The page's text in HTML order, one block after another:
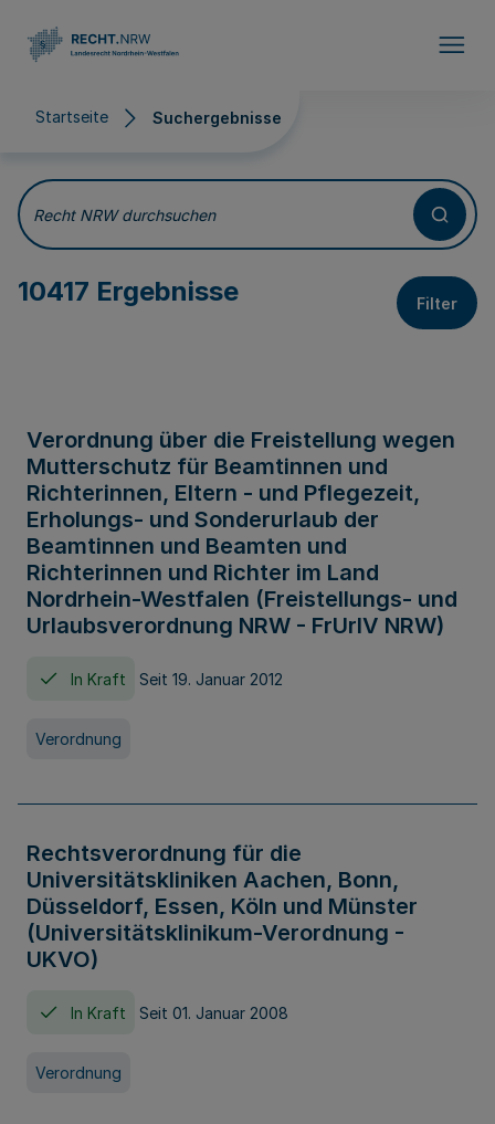
Startseite Suchergebnisse
Suchergebnisse
Recht NRW durchsuchen
10417 Ergebnisse Filter
Verordnung über die Freistellung wegen
Mutterschutz für Beamtinnen und
Richterinnen, Eltern - und Pflegezeit,
Erholungs- und Sonderurlaub der
Beamtinnen und Beamten und
Richterinnen und Richter im Land
Nordrhein-Westfalen (Freistellungs- und
Urlaubsverordnung NRW - FrUrlV NRW)
In Kraft Seit 19. Januar 2012
Verordnung
Rechtsverordnung für die
Universitätskliniken Aachen, Bonn,
Düsseldorf, Essen, Köln und Münster
(Universitätsklinikum-Verordnung -
UKVO)
In Kraft Seit 01. Januar 2008
Verordnung